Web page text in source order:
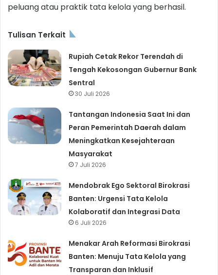
peluang atau praktik tata kelola yang berhasil.
Tulisan Terkait
Rupiah Cetak Rekor Terendah di
Tengah Kekosongan Gubernur Bank
Sentral
30 Juli 2026
Tantangan Indonesia Saat Ini dan
Peran Pemerintah Daerah dalam
Meningkatkan Kesejahteraan
Masyarakat
7 Juli 2026
Mendobrak Ego Sektoral Birokrasi
Banten: Urgensi Tata Kelola
Kolaboratif dan Integrasi Data
6 Juli 2026
Menakar Arah Reformasi Birokrasi
Banten: Menuju Tata Kelola yang
Transparan dan Inklusif